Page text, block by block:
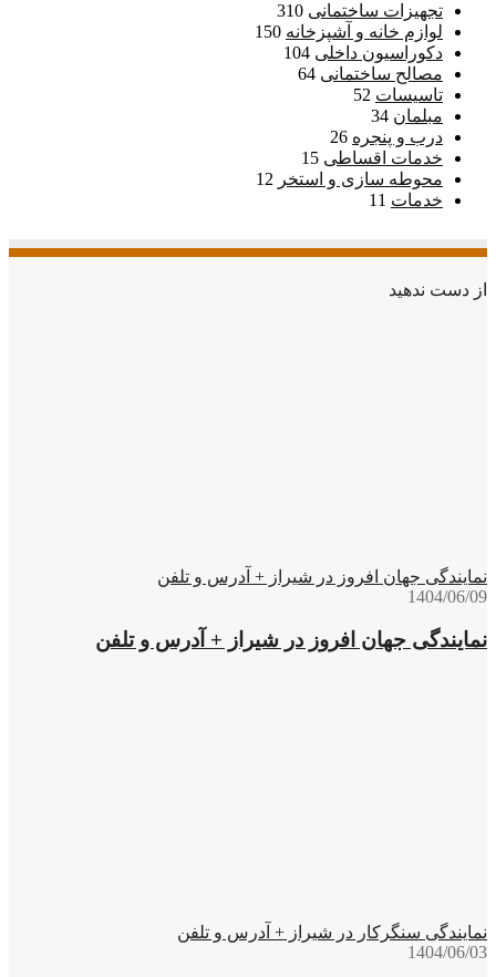
تجهیزات ساختمانی 310
لوازم خانه و آشپزخانه 150
دکوراسیون داخلی 104
مصالح ساختمانی 64
تاسیسات 52
مبلمان 34
درب و پنجره 26
خدمات اقساطی 15
محوطه سازی و استخر 12
خدمات 11
از دست ندهید
نمایندگی جهان افروز در شیراز + آدرس و تلفن
1404/06/09
نمایندگی جهان افروز در شیراز + آدرس و تلفن
نمایندگی سنگرکار در شیراز + آدرس و تلفن
1404/06/03